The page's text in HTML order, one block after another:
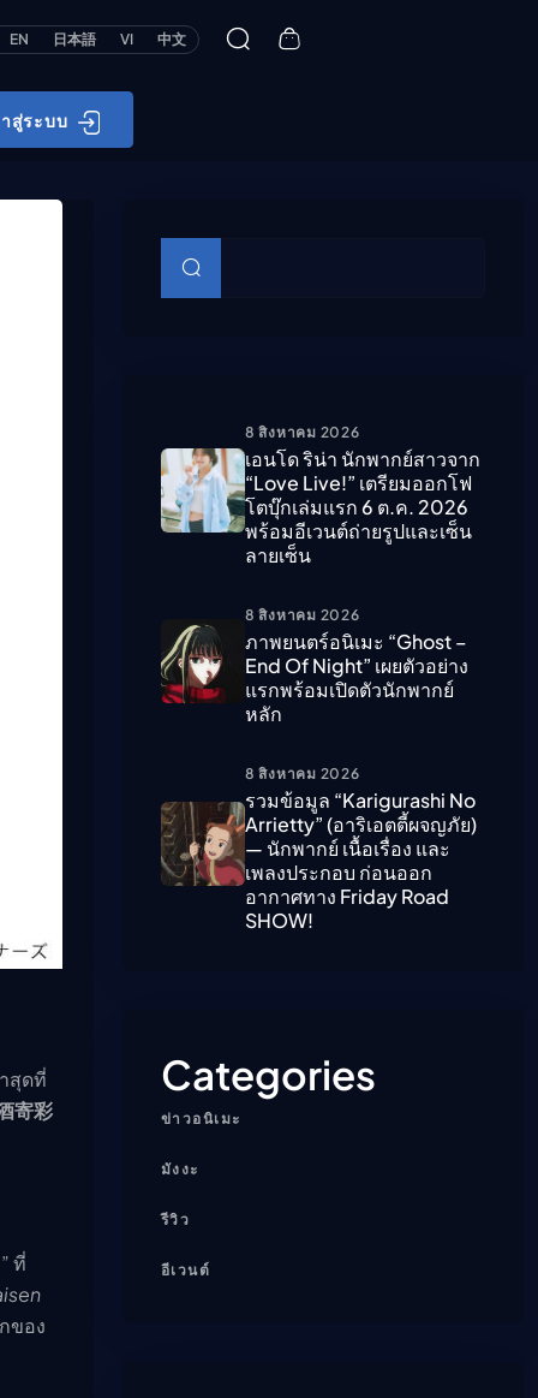
EN 日本語 VI 中文
สู่ระบบ
สุดที่
寄彩
ที่
ของ
บทความย่อย
8 สิงหาคม 2026
เอนโด ริน่า นักพากย์สาวจาก
“Love Live!” เตรียมออกโฟ
โตบุ๊กเล่มแรก 6 ต.ค. 2026
พร้อมอีเวนต์ถ่ายรูปและเซ็น
ลายเซ็น
8 สิงหาคม 2026
ภาพยนตร์อนิเมะ “ghost –
End Of Night” เผยตัวอย่าง
แรกพร้อมเปิดตัวนักพากย์
หลัก
8 สิงหาคม 2026
รวมข้อมูล “Karigurashi No
Arrietty” (อาริเอตตี้ผจญภัย)
— นักพากย์ เนื้อเรื่อง และ
เพลงประกอบ ก่อนออก
อากาศทาง Friday Road
SHOW!
Categories
ข่าวอนิเมะ
มังงะ
รีวิว
อีเวนต์